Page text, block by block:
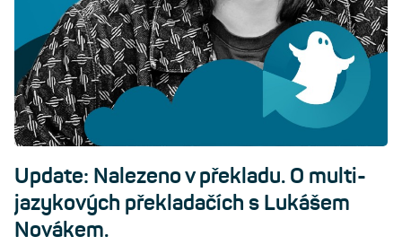
Update: Nalezeno v překladu. O multi-
jazykových překladačích s Lukášem
Novákem.